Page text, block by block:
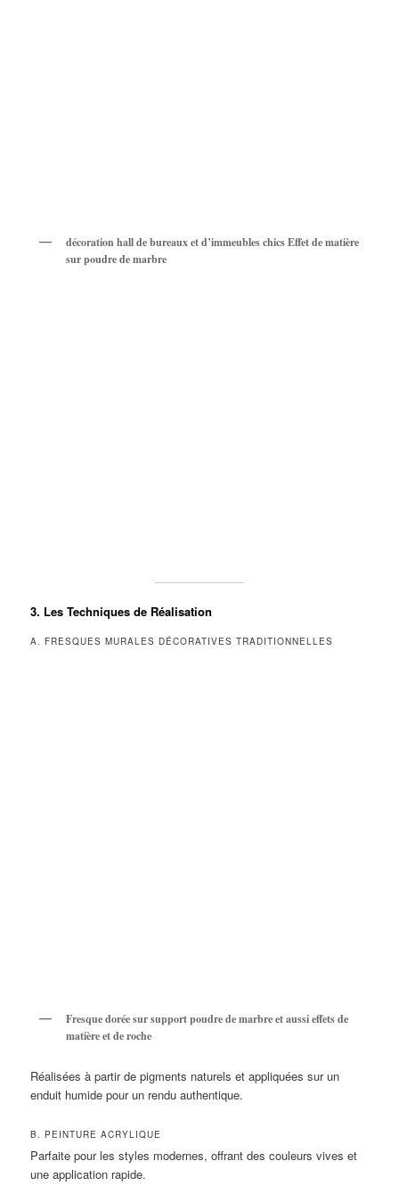
décoration hall de bureaux et d’immeubles chics Effet de matière
sur poudre de marbre
3. Les Techniques de Réalisation
A. FRESQUES MURALES DÉCORATIVES TRADITIONNELLES
Fresque dorée sur support poudre de marbre et aussi effets de
matière et de roche
Réalisées à partir de pigments naturels et appliquées sur un
enduit humide pour un rendu authentique.
B. PEINTURE ACRYLIQUE
Parfaite pour les styles modernes, offrant des couleurs vives et
une application rapide.